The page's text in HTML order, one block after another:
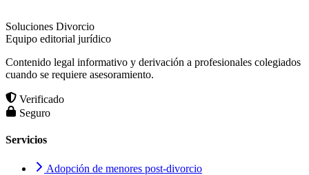
Soluciones Divorcio
Equipo editorial jurídico
Contenido legal informativo y derivación a profesionales colegiados
cuando se requiere asesoramiento.
Verificado
Seguro
Servicios
Adopción de menores post-divorcio